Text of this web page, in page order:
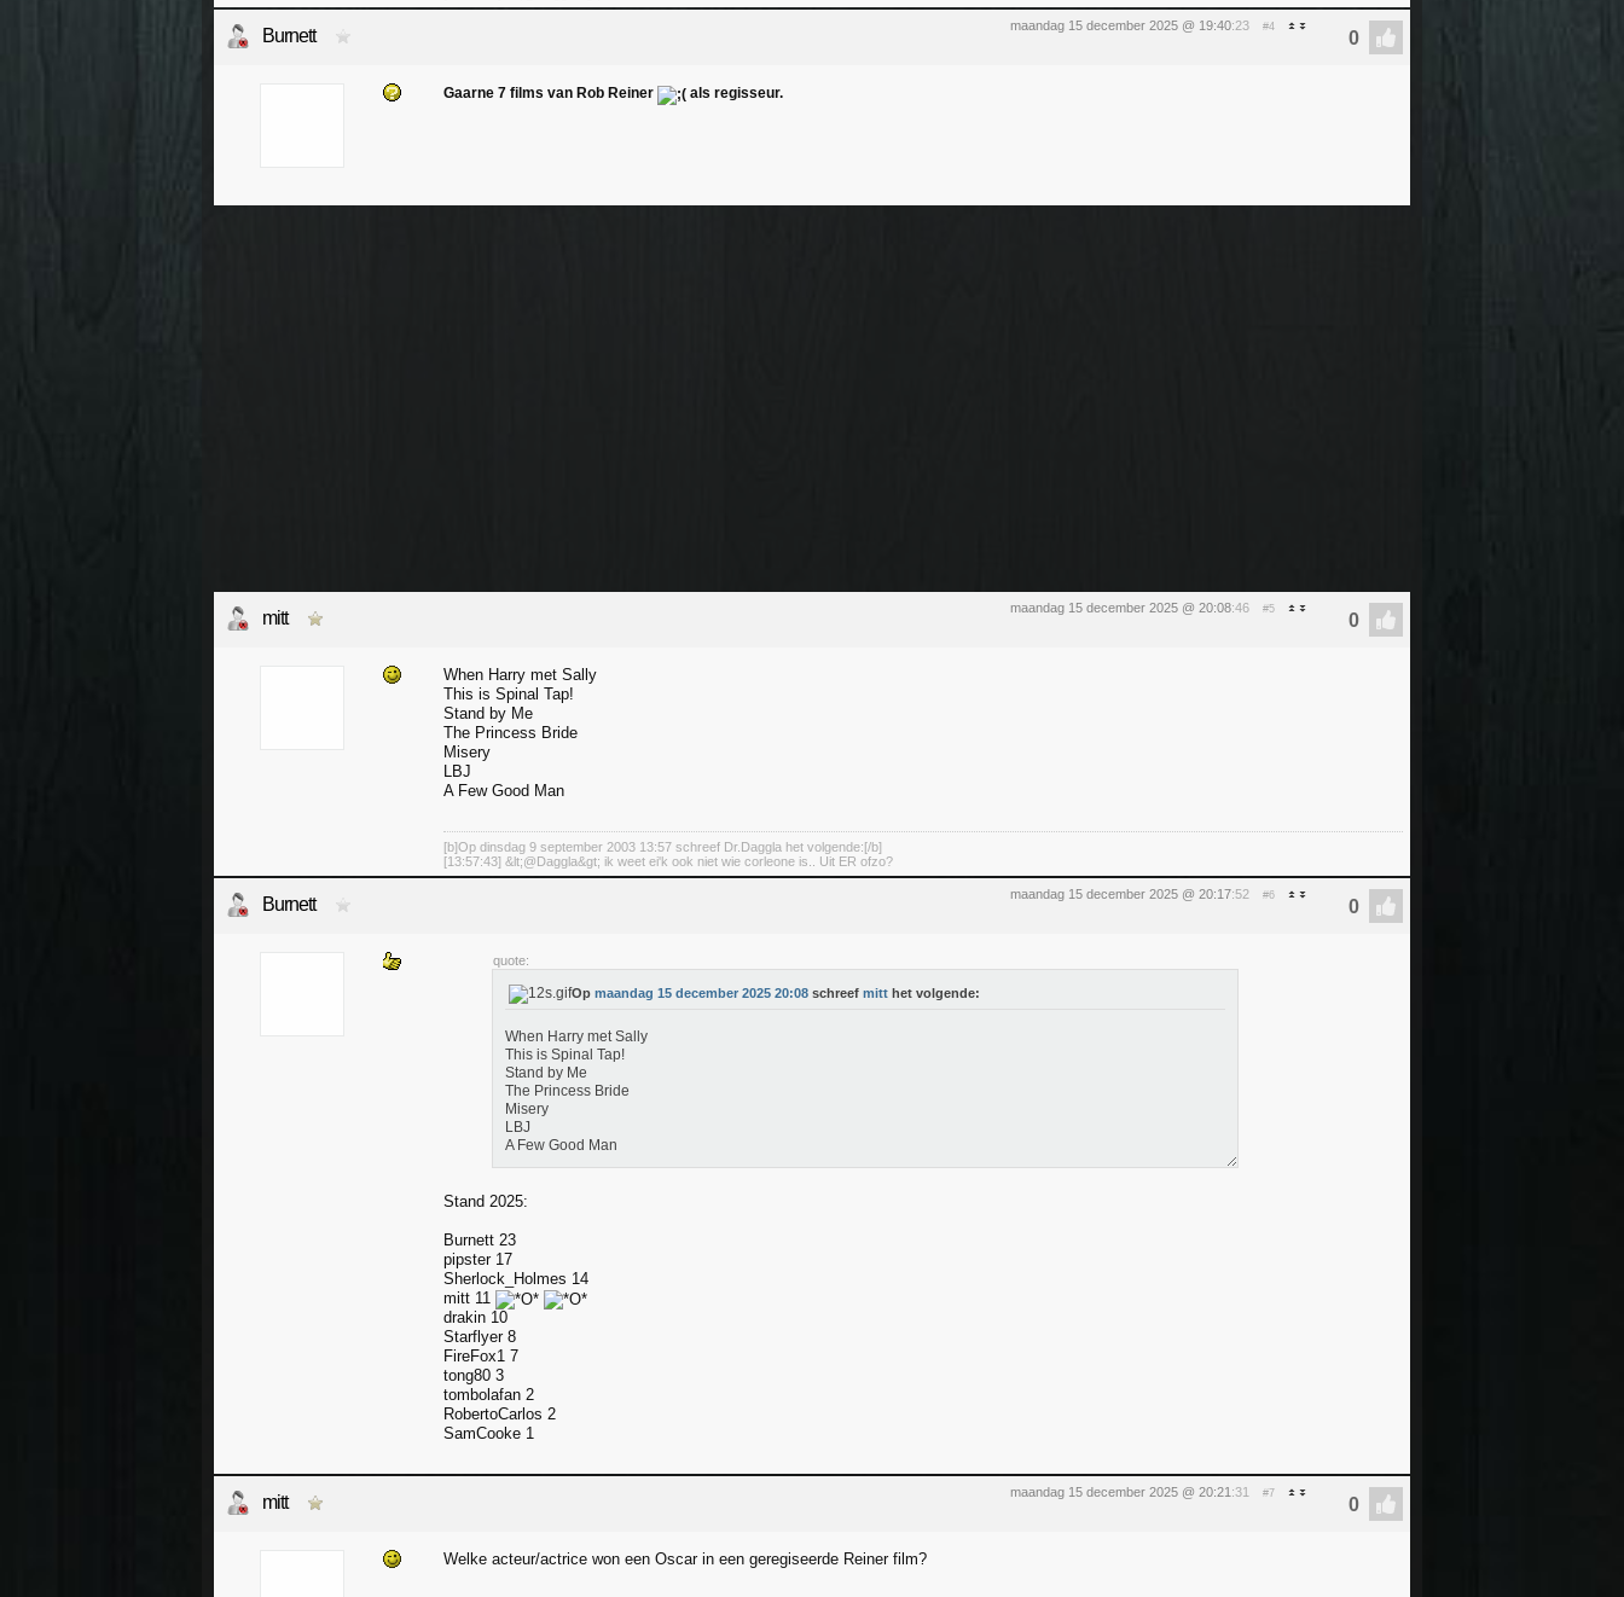
maandag 15 december 2025 @ 19:40:23 #4
Burnett
Gaarne 7 films van Rob Reiner als regisseur.
maandag 15 december 2025 @ 20:08:46 #5
mitt
When Harry met Sally
This is Spinal Tap!
Stand by Me
The Princess Bride
Misery
LBJ
A Few Good Man
[b]Op dinsdag 9 september 2003 13:57 schreef Dr.Daggla het volgende:[/b]
[13:57:43] &lt;@Daggla&gt; ik weet ei'k ook niet wie corleone is.. Uit ER ofzo?
maandag 15 december 2025 @ 20:17:52 #6
Burnett
quote:
Op maandag 15 december 2025 20:08 schreef mitt het volgende:
When Harry met Sally
This is Spinal Tap!
Stand by Me
The Princess Bride
Misery
LBJ
A Few Good Man
Stand 2025:
Burnett 23
pipster 17
Sherlock_Holmes 14
mitt 11
drakin 10
Starflyer 8
FireFox1 7
tong80 3
tombolafan 2
RobertoCarlos 2
SamCooke 1
maandag 15 december 2025 @ 20:21 :31 #7
mitt
Welke acteur/actrice won een Oscar in een geregiseerde Reiner film?